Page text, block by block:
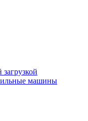
машины